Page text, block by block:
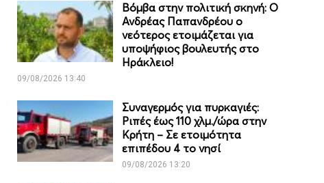
Βόμβα στην πολιτική σκηνή: Ο
Ανδρέας Παπανδρέου ο
νεότερος ετοιμάζεται για
υποψήφιος βουλευτής στο
Ηράκλειο!
09/08/2026 13:40
Συναγερμός για πυρκαγιές:
Ριπές έως 110 χλμ./ώρα στην
Κρήτη – Σε ετοιμότητα
επιπέδου 4 το νησί
09/08/2026 13:20